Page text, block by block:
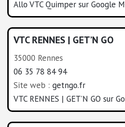
Allo VTC Quimper sur Google
VTC RENNES | GET’N GO
35000 Rennes
06 35 78 84 94
Site web : getngo.fr
VTC RENNES | GET’N GO sur